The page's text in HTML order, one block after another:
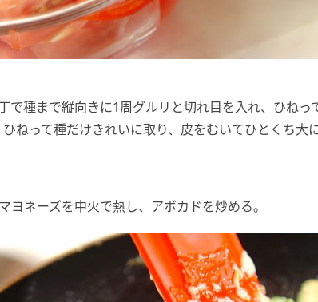
で種まで縦向きに1周グルリと切れ目を入れ、ひねっ
ねって種だけきれいに取り、皮をむいてひとくち大に
ヨネーズを中火で熱し、アボカドを炒める。